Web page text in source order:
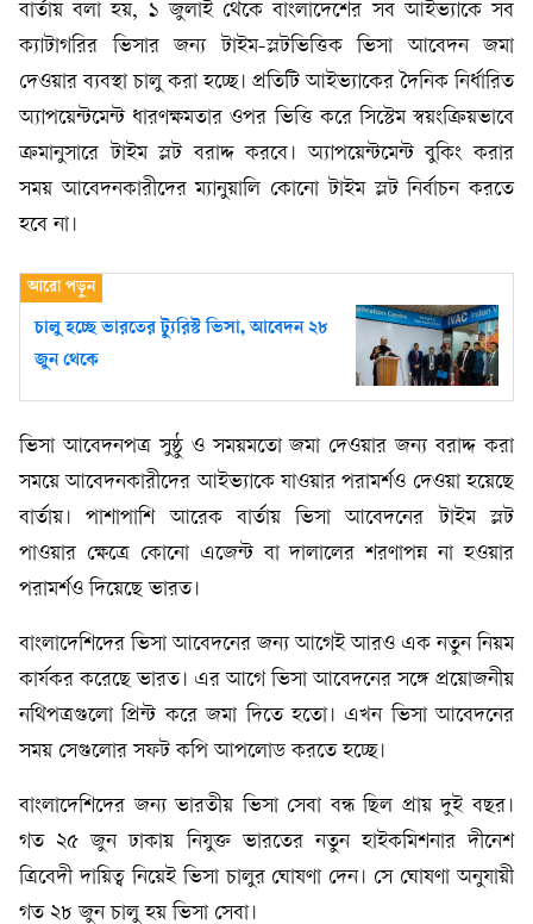
বার্তায় বলা হয়, ১ জুলাই থেকে বাংলাদেশের সব আইভ্যাকে সব
ক্যাটাগরির ভিসার জন্য টাইম-স্লটভিত্তিক ভিসা আবেদন জমা
দেওয়ার ব্যবস্থা চালু করা হচ্ছে। প্রতিটি আইভ্যাকের দৈনিক নির্ধারিত
অ্যাপয়েন্টমেন্ট ধারণক্ষমতার ওপর ভিত্তি করে সিস্টেম স্বয়ংক্রিয়ভাবে
ক্রমানুসারে টাইম স্লট বরাদ্দ করবে। অ্যাপয়েন্টমেন্ট বুকিং করার
সময় আবেদনকারীদের ম্যানুয়ালি কোনো টাইম স্লট নির্বাচন করতে
হবে না।
চালু হচ্ছে ভারতের ট্যুরিস্ট ভিসা, আবেদন ২৮
জুন থেকে
ভিসা আবেদনপত্র সুষ্ঠু ও সময়মতো জমা দেওয়ার জন্য বরাদ্দ করা
সময়ে আবেদনকারীদের আইভ্যাকে যাওয়ার পরামর্শও দেওয়া হয়েছে
বার্তায়। পাশাপাশি আরেক বার্তায় ভিসা আবেদনের টাইম স্লট
পাওয়ার ক্ষেত্রে কোনো এজেন্ট বা দালালের শরণাপন্ন না হওয়ার
পরামর্শও দিয়েছে ভারত।
বাংলাদেশিদের ভিসা আবেদনের জন্য আগেই আরও এক নতুন নিয়ম
কার্যকর করেছে ভারত। এর আগে ভিসা আবেদনের সঙ্গে প্রয়োজনীয়
নথিপত্রগুলো প্রিন্ট করে জমা দিতে হতো। এখন ভিসা আবেদনের
সময় সেগুলোর সফট কপি আপলোড করতে হচ্ছে।
বাংলাদেশিদের জন্য ভারতীয় ভিসা সেবা বন্ধ ছিল প্রায় দুই বছর।
গত ২৫ জুন ঢাকায় নিযুক্ত ভারতের নতুন হাইকমিশনার দীনেশ
ত্রিবেদী দায়িত্ব নিয়েই ভিসা চালুর ঘোষণা দেন। সে ঘোষণা অনুযায়ী
গত ২৮ জুন চালু হয় ভিসা সেবা।